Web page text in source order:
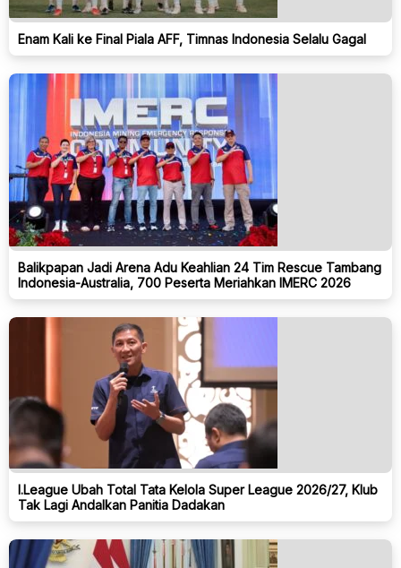
Enam Kali ke Final Piala AFF, Timnas Indonesia Selalu Gagal
Balikpapan Jadi Arena Adu Keahlian 24 Tim Rescue Tambang
Indonesia-Australia, 700 Peserta Meriahkan IMERC 2026
I.League Ubah Total Tata Kelola Super League 2026/27, Klub
Tak Lagi Andalkan Panitia Dadakan